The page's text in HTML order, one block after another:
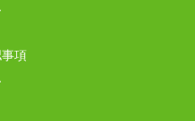
項